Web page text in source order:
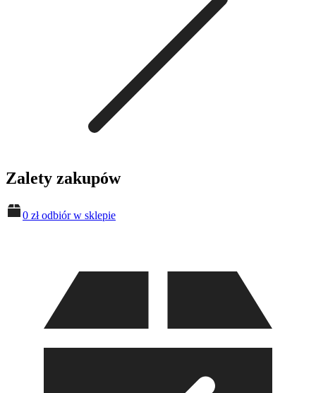
Zalety zakupów
0 zł odbiór w sklepie